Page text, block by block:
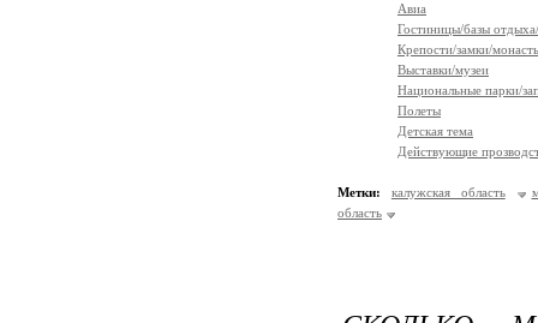
Авиа
Гостиницы/базы
Крепости/замки/
Выставки/музеи
Национальные парки/
Полеты
Детская тема
Действующие
Метки: калужская область
область